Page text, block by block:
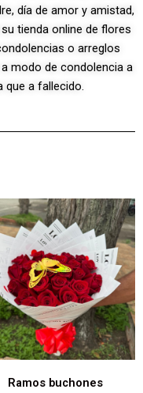
día de amor y amistad,
tienda online de flores
o arreglos
modo de condolencia a
que a fallecido.
Ramos buchones